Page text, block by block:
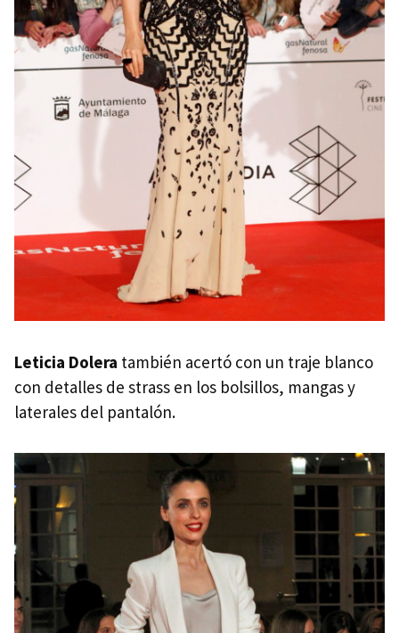
Leticia Dolera también acertó con un traje blanco
con detalles de strass en los bolsillos, mangas y
laterales del pantalón.